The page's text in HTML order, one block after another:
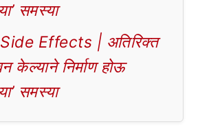
समस्या
Effects | अतिरिक्त
केल्याने निर्माण होऊ
समस्या